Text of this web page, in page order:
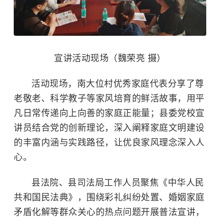
宣讲活动现场（魏荣亮 摄）
活动现场，南大位村优秀家庭代表分享了尊
老敬老、科学教子等家风培育的鲜活故事，用平
凡日常传递向上向善的家庭正能量；县委党校宣
讲员结合党的创新理论，深入阐释家庭文明建设
的丰富内涵与实践路径，让优良家风理念深入人
心。
县法院、县司法局工作人员聚焦《中华人民
共和国民法典》，围绕彩礼纠纷处置、婚姻家庭
矛盾化解等群众关心的热点问题开展普法宣讲，